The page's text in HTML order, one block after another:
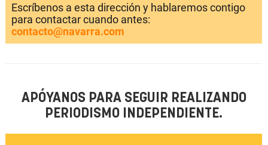
Escríbenos a esta dirección y hablaremos contigo
para contactar cuando antes:
contacto@navarra.com
APÓYANOS PARA SEGUIR REALIZANDO
PERIODISMO INDEPENDIENTE.